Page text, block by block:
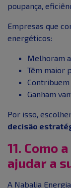
poupança,
Empresas que
energéticos:
Melhoram
Têm maior
Ganham
Por isso,
decisão
11. Como
ajudar a
A Nabalia